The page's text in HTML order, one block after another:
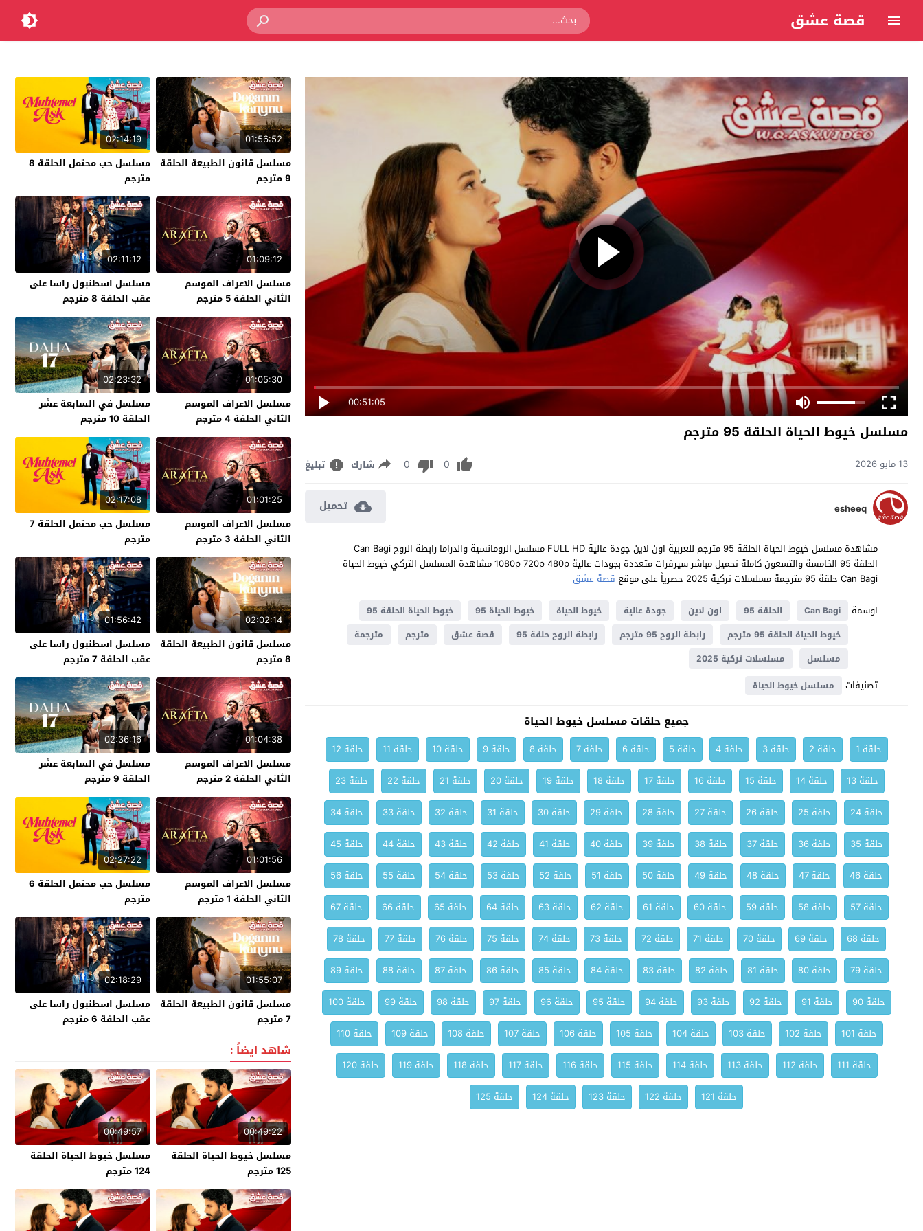
قصة عشق
00:51:05
مسلسل خيوط الحياة الحلقة 95 مترجم
13 مايو 2026 0
0 شارك تبليغ
esheeq تحميل
مشاهدة مسلسل خيوط الحياة الحلقة 95 مترجم للعربية اون لاين جودة عالية FULL HD مسلسل الرومانسية والدراما رابطة الروح Can Bagi
الحلقة 95 الخامسة والتسعون كاملة تحميل مباشر سيرفرات متعددة بجودات عالية 1080p 720p 480p مشاهدة المسلسل التركي خيوط الحياة
Can Bagi حلقة 95 مترجمة مسلسلات تركية 2025 حصرياً على موقع
قصة عشق
اوسمة
Can Bagi الحلقة 95 اون لاين جودة عالية خيوط الحياة خيوط الحياة 95
خيوط الحياة الحلقة 95
خيوط الحياة الحلقة 95 مترجم
رابطة الروح 95 مترجم رابطة الروح حلقة 95 قصة عشق مترجم
مترجمة
مسلسل
مسلسلات تركية 2025
تصنيفات مسلسل خيوط الحياة
جميع حلقات مسلسل خيوط الحياة
حلقة 1 حلقة 2 حلقة 3 حلقة 4 حلقة 5 حلقة 6 حلقة 7 حلقة 8 حلقة 9 حلقة 10 حلقة 11
حلقة 12
حلقة 13
حلقة 14 حلقة 15 حلقة 16 حلقة 17 حلقة 18 حلقة 19 حلقة 20 حلقة 21 حلقة 22
حلقة 23
حلقة 24
حلقة 25 حلقة 26 حلقة 27 حلقة 28 حلقة 29 حلقة 30 حلقة 31 حلقة 32 حلقة 33
حلقة 34
حلقة 35
حلقة 36 حلقة 37 حلقة 38 حلقة 39 حلقة 40 حلقة 41 حلقة 42 حلقة 43 حلقة 44
حلقة 45
حلقة 46
حلقة 47 حلقة 48 حلقة 49 حلقة 50 حلقة 51 حلقة 52 حلقة 53 حلقة 54 حلقة 55
حلقة 56
حلقة 57
حلقة 58 حلقة 59 حلقة 60 حلقة 61 حلقة 62 حلقة 63 حلقة 64 حلقة 65 حلقة 66
حلقة 67
حلقة 68
حلقة 69 حلقة 70 حلقة 71 حلقة 72 حلقة 73 حلقة 74 حلقة 75 حلقة 76 حلقة 77
حلقة 78
حلقة 79
حلقة 80 حلقة 81 حلقة 82 حلقة 83 حلقة 84 حلقة 85 حلقة 86 حلقة 87 حلقة 88
حلقة 89
حلقة 90
حلقة 91 حلقة 92 حلقة 93 حلقة 94 حلقة 95 حلقة 96 حلقة 97 حلقة 98 حلقة 99
حلقة 100
حلقة 101
حلقة 102 حلقة 103 حلقة 104 حلقة 105 حلقة 106 حلقة 107 حلقة 108 حلقة 109
حلقة 110
حلقة 111
حلقة 112 حلقة 113 حلقة 114 حلقة 115 حلقة 116 حلقة 117 حلقة 118 حلقة 119
حلقة 120
حلقة 121
حلقة 122 حلقة 123 حلقة 124 حلقة 125
01:56:52
مسلسل قانون الطبيعة الحلقة
9 مترجم
02:14:19
مسلسل حب محتمل الحلقة 8
مترجم
01:09:12
مسلسل الاعراف الموسم
الثاني الحلقة 5 مترجم
02:11:12
مسلسل اسطنبول راسا على
عقب الحلقة 8 مترجم
01:05:30
مسلسل الاعراف الموسم
الثاني الحلقة 4 مترجم
02:23:32
مسلسل في السابعة عشر
الحلقة 10 مترجم
01:01:25
مسلسل الاعراف الموسم
الثاني الحلقة 3 مترجم
02:17:08
مسلسل حب محتمل الحلقة 7
مترجم
02:02:14
مسلسل قانون الطبيعة الحلقة
8 مترجم
01:56:42
مسلسل اسطنبول راسا على
عقب الحلقة 7 مترجم
01:04:38
مسلسل الاعراف الموسم
الثاني الحلقة 2 مترجم
02:36:16
مسلسل في السابعة عشر
الحلقة 9 مترجم
01:01:56
مسلسل الاعراف الموسم
الثاني الحلقة 1 مترجم
02:27:22
مسلسل حب محتمل الحلقة 6
مترجم
01:55:07
مسلسل قانون الطبيعة الحلقة
7 مترجم
02:18:29
مسلسل اسطنبول راسا على
عقب الحلقة 6 مترجم
شاهد ايضاً :
00:49:22
مسلسل خيوط الحياة الحلقة
125 مترجم
00:49:57
مسلسل خيوط الحياة الحلقة
124 مترجم